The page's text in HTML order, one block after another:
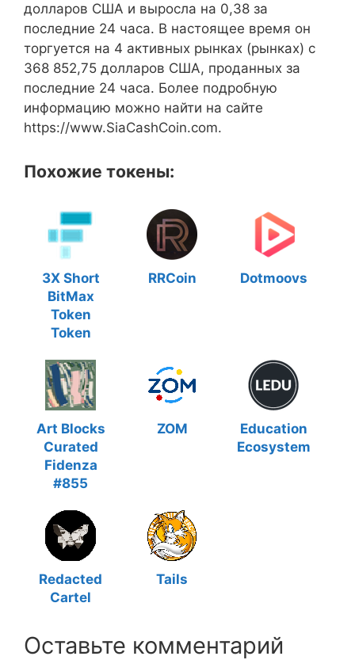
долларов США и выросла на 0,38 за
последние 24 часа. В настоящее время он
торгуется на 4 активных рынках (рынках) с
368 852,75 долларов США, проданных за
последние 24 часа. Более подробную
информацию можно найти на сайте
https://www.SiaCashCoin.com.
Похожие токены:
3X Short
BitMax
Token
Token
RRCoin Dotmoovs
Art Blocks
Curated
Fidenza
#855
ZOM
Education
Ecosystem
Redacted
Cartel
Tails
Оставьте комментарий